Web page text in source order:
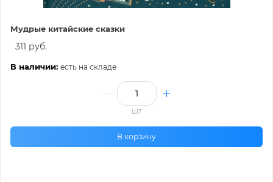
Мудрые китайские сказки
311 руб.
В наличии: есть на складе
шт
В корзину